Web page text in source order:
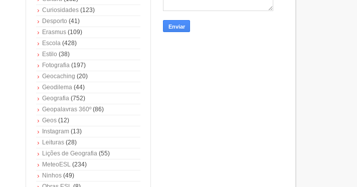
Curiosidades (123)
Desporto (41)
Erasmus (109)
Escola (428)
Estilo (38)
Fotografia (197)
Geocaching (20)
Geodilema (44)
Geografia (752)
Geopalavras 360º (86)
Geos (12)
Instagram (13)
Leituras (28)
Lições de Geografia (55)
MeteoESL (234)
Ninhos (49)